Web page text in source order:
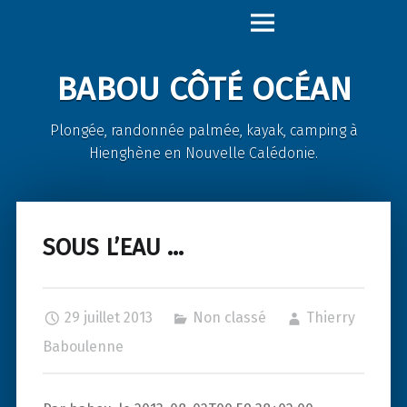
navigation
BABOU CÔTÉ OCÉAN
Plongée, randonnée palmée, kayak, camping à
Hienghène en Nouvelle Calédonie.
SOUS L’EAU …
29 juillet 2013 Non classé
Thierry
Baboulenne